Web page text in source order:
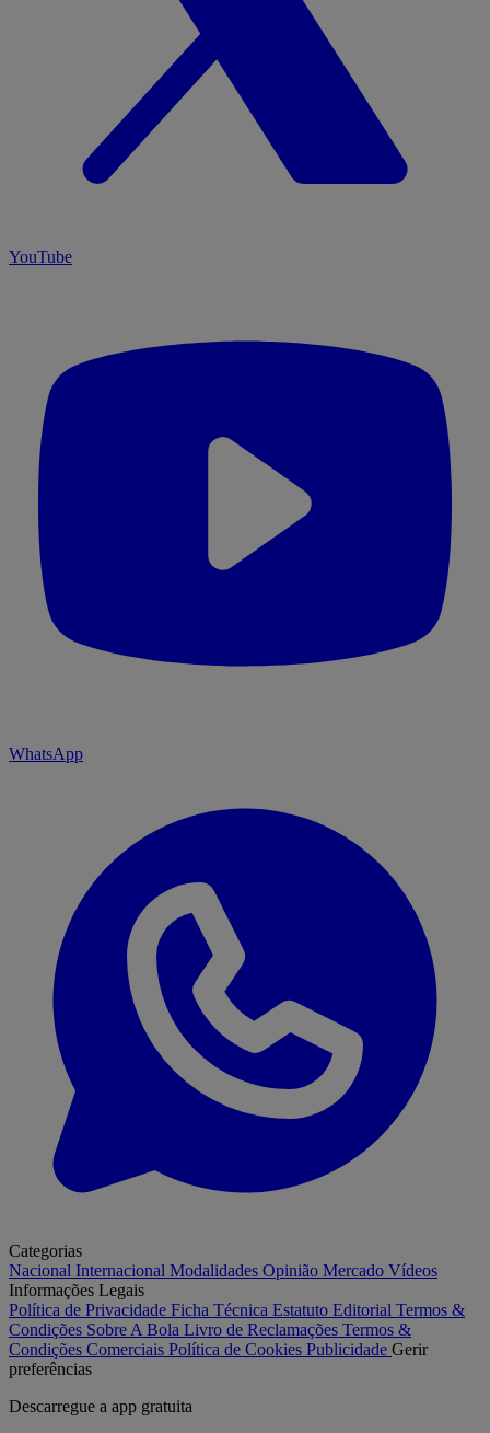
YouTube
WhatsApp
Categorias
Nacional Internacional Modalidades Opinião Mercado Vídeos
Informações Legais
Política de Privacidade Ficha Técnica Estatuto Editorial Termos &
Condições Sobre A Bola Livro de Reclamações Termos &
Condições Comerciais Política de Cookies Publicidade Gerir
preferências
Descarregue a app gratuita